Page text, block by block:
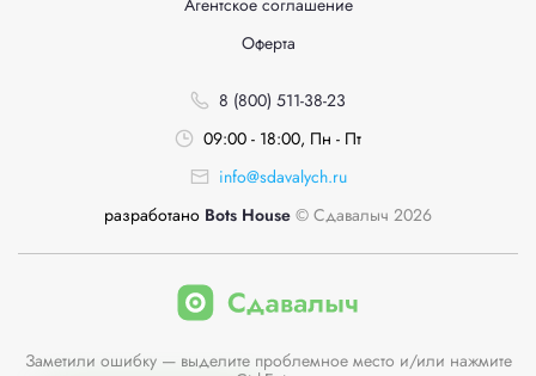
Агентское соглашение
Оферта
8 (800) 511-38-23
09:00 - 18:00, Пн - Пт
info@sdavalych.ru
разработано Bots House © Сдавалыч 2026
Заметили ошибку — выделите проблемное место и/или нажмите